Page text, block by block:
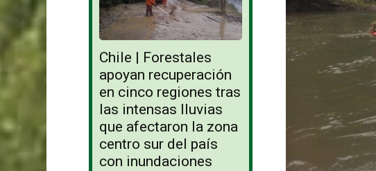
Chile | Forestales
apoyan recuperación
en cinco regiones tras
las intensas lluvias
que afectaron la zona
centro sur del país
con inundaciones